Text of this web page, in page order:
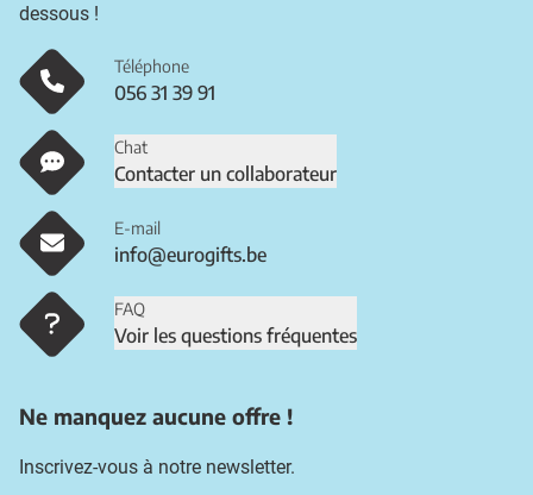
dessous !
Téléphone
056 31 39 91
Chat
Contacter un collaborateur
E-mail
info@eurogifts.be
FAQ
Voir les questions fréquentes
Ne manquez aucune offre !
Inscrivez-vous à notre newsletter.